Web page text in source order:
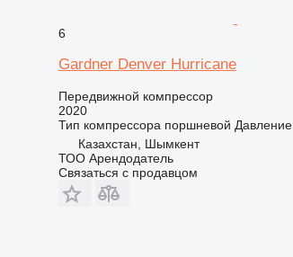
6
Gardner Denver Hurricane
Передвижной компрессор
2020
Тип компрессора поршневой Давление
Казахстан, Шымкент
ТОО Арендодатель
Связаться с продавцом